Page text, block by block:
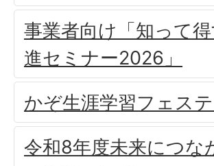
事業者向け「知って
進セミナー2026」
かぞ生涯学習フェス
令和8年度未来につな